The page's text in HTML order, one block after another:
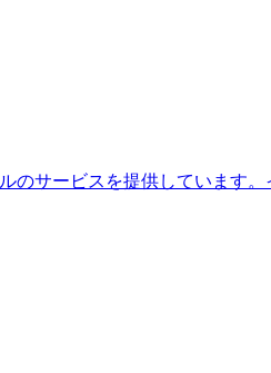
のサービスを提供しています